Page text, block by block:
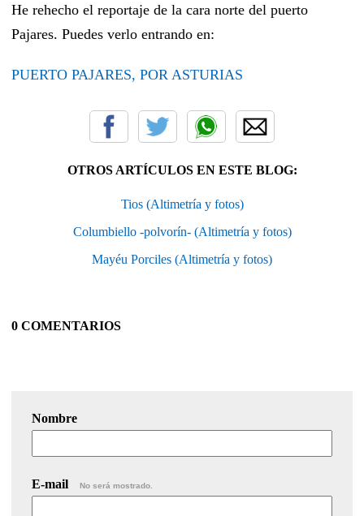
He rehecho el reportaje de la cara norte del puerto
Pajares. Puedes verlo entrando en:
PUERTO PAJARES, POR ASTURIAS
OTROS ARTÍCULOS EN ESTE BLOG:
Tios (Altimetría y fotos)
Columbiello -polvorín- (Altimetría y fotos)
Mayéu Porciles (Altimetría y fotos)
0 COMENTARIOS
Nombre
E-mail No será mostrado.